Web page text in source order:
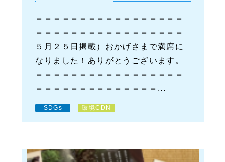
＝＝＝＝＝＝＝＝＝＝＝＝＝＝＝＝＝
＝＝＝＝＝＝＝＝＝＝＝＝＝＝＝＝＝
５月２５日掲載）おかげさまで満席に
なりました！ありがとうございます。
＝＝＝＝＝＝＝＝＝＝＝＝＝＝＝＝＝
＝＝＝＝＝＝＝＝＝＝＝＝＝＝...
SDGs 環境CDN